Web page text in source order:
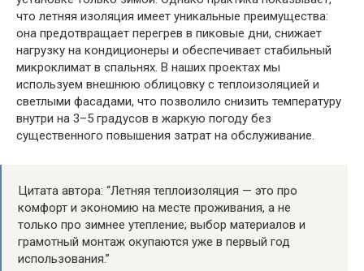
что летняя изоляция имеет уникальные преимущества:
она предотвращает перегрев в пиковые дни, снижает
нагрузку на кондиционеры и обеспечивает стабильный
микроклимат в спальнях. В наших проектах мы
используем внешнюю облицовку с теплоизоляцией и
светлыми фасадами, что позволило снизить температуру
внутри на 3–5 градусов в жаркую погоду без
существенного повышения затрат на обслуживание.
Цитата автора: “Летняя теплоизоляция — это про
комфорт и экономию на месте проживания, а не
только про зимнее утепление; выбор материалов и
грамотный монтаж окупаются уже в первый год
использования.”